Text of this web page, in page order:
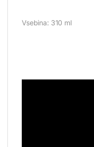
Vsebina: 310 ml